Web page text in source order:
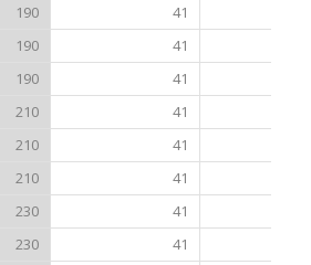
190 41
190 41
190 41
210 41
210 41
210 41
230 41
230 41